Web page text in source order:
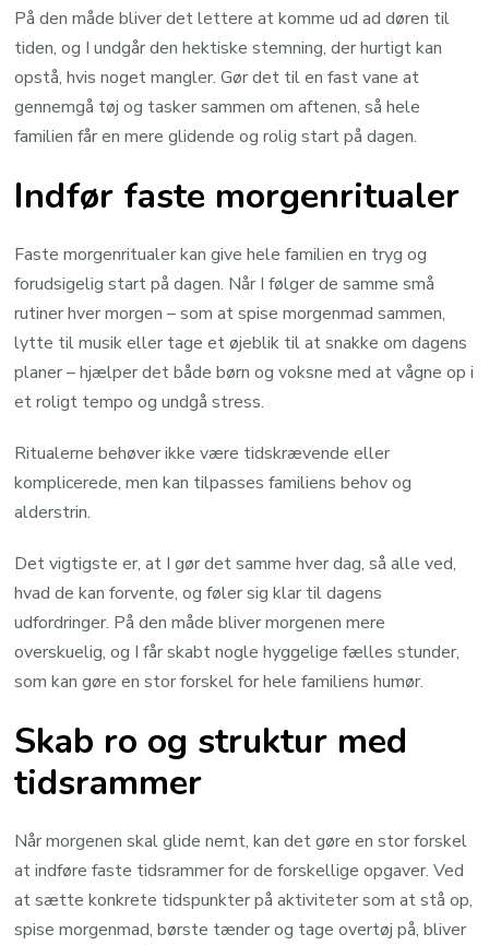
På den måde bliver det lettere at komme ud ad døren til
tiden, og I undgår den hektiske stemning, der hurtigt kan
opstå, hvis noget mangler. Gør det til en fast vane at
gennemgå tøj og tasker sammen om aftenen, så hele
familien får en mere glidende og rolig start på dagen.
Indfør faste morgenritualer
Faste morgenritualer kan give hele familien en tryg og
forudsigelig start på dagen. Når I følger de samme små
rutiner hver morgen – som at spise morgenmad sammen,
lytte til musik eller tage et øjeblik til at snakke om dagens
planer – hjælper det både børn og voksne med at vågne op i
et roligt tempo og undgå stress.
Ritualerne behøver ikke være tidskrævende eller
komplicerede, men kan tilpasses familiens behov og
alderstrin.
Det vigtigste er, at I gør det samme hver dag, så alle ved,
hvad de kan forvente, og føler sig klar til dagens
udfordringer. På den måde bliver morgenen mere
overskuelig, og I får skabt nogle hyggelige fælles stunder,
som kan gøre en stor forskel for hele familiens humør.
Skab ro og struktur med
tidsrammer
Når morgenen skal glide nemt, kan det gøre en stor forskel
at indføre faste tidsrammer for de forskellige opgaver. Ved
at sætte konkrete tidspunkter på aktiviteter som at stå op,
spise morgenmad, børste tænder og tage overtøj på, bliver